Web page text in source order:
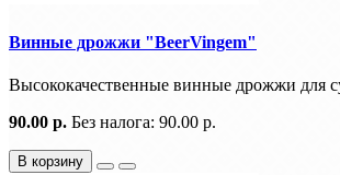
Винные дрожжи "BeerVingem"
Высококачественные винные дрожжи для
90.00 р. Без налога: 90.00 р.
В корзину